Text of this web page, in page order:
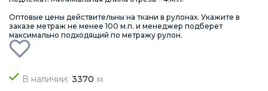
Оптовые цены действительны на ткани в рулонах. Укажите в
заказе метраж не менее 100 м.п. и менеджер подберет
максимально подходящий по метражу рулон.
В наличии: 3370 м.